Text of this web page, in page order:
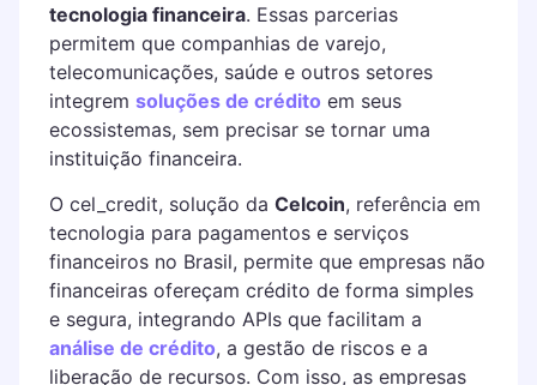
tecnologia financeira. Essas parcerias
permitem que companhias de varejo,
telecomunicações, saúde e outros setores
integrem soluções de crédito em seus
ecossistemas, sem precisar se tornar uma
instituição financeira.
O cel_credit, solução da Celcoin, referência em
tecnologia para pagamentos e serviços
financeiros no Brasil, permite que empresas não
financeiras ofereçam crédito de forma simples
e segura, integrando APIs que facilitam a
análise de crédito, a gestão de riscos e a
liberação de recursos. Com isso, as empresas